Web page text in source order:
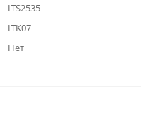
ITS2535
ITK07
Нет